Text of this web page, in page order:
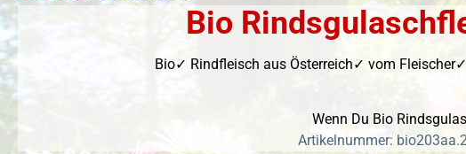
Bio
Bio✓ Rindfleisch aus Österreich✓ vom
Wenn Du Bio
Artikelnummer: